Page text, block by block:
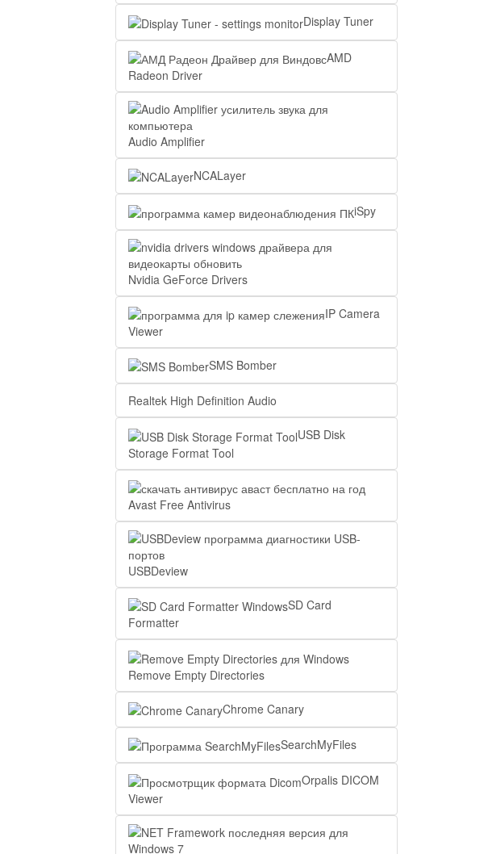
Display Tuner
AMD
Radeon Driver
Audio Amplifier
NCALayer
iSpy
Nvidia GeForce Drivers
IP Camera
Viewer
SMS Bomber
Realtek High Definition Audio
USB Disk
Storage Format Tool
Avast Free Antivirus
USBDeview
SD Card
Formatter
Remove Empty Directories
Chrome Canary
SearchMyFiles
Orpalis DICOM
Viewer